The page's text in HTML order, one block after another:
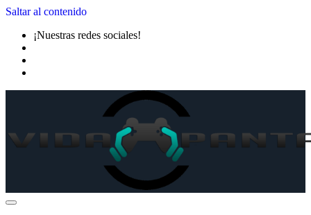
Saltar al contenido
¡Nuestras redes sociales!